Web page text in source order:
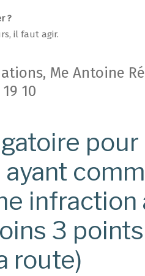
?
il faut agir.
Me Antoine
10
infraction
3
route)